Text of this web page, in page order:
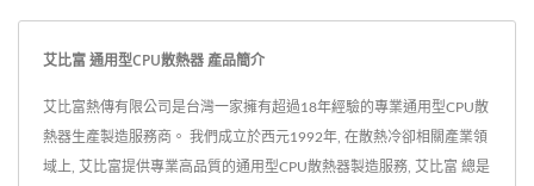
艾比富 通用型CPU散熱器 產品簡介
艾比富熱傳有限公司是台灣一家擁有超過18年經驗的專業通用型CPU散
熱器生產製造服務商。 我們成立於西元1992年, 在散熱冷卻相關產業領
域上, 艾比富提供專業高品質的通用型CPU散熱器製造服務, 艾比富 總是